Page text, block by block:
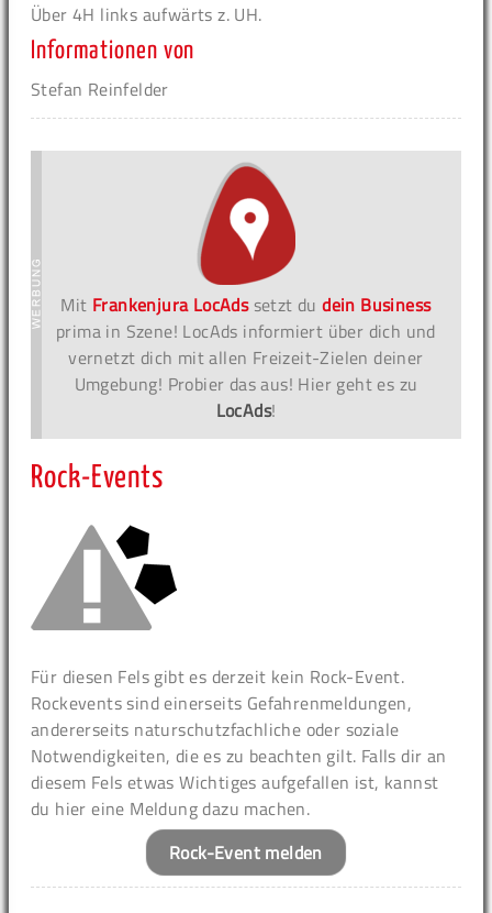
Über 4H links aufwärts z. UH.
Informationen von
Stefan Reinfelder
Mit Frankenjura LocAdssetzt dudein Business
prima in Szene! LocAds informiert über dich und
vernetzt dich mit allen Freizeit-Zielen deiner
Umgebung! Probier das aus! Hier geht es zu
LocAds!
Rock-Events
Für diesen Fels gibt es derzeit kein Rock-Event.
Rockevents sind einerseits Gefahrenmeldungen,
andererseits naturschutzfachliche oder soziale
Notwendigkeiten, die es zu beachten gilt. Falls dir an
diesem Fels etwas Wichtiges aufgefallen ist, kannst
du hier eine Meldung dazu machen.
Rock-Event melden